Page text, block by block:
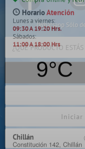
(Whatsapp Sólo
Iniciar
Camilo Henríquez
Camilo Henríquez 2299
412 628 495
Código Postal:
Con estacionamiento
Compra online y
Despacho a todo
HorarioAtención
Lunes a viernes:
Sábados, Domingos y
11:00 A 18:00 Hrs
9°C